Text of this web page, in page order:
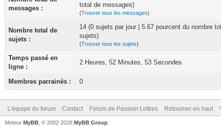
messages :
total de messages)
(Trouver tous les messages)
Nombre total de
sujets :
14 (0 sujets par jour | 5.67 pourcent du nombre
sujets)
(Trouver tous les sujets)
Temps passé en
ligne :
2 Heures, 52 Minutes, 53 Secondes
Membres parrainés : 0
L’équipe du forum Contact Forum de Passion Lettres Retourner en haut
Moteur MyBB , © 2002-2026 MyBB Group